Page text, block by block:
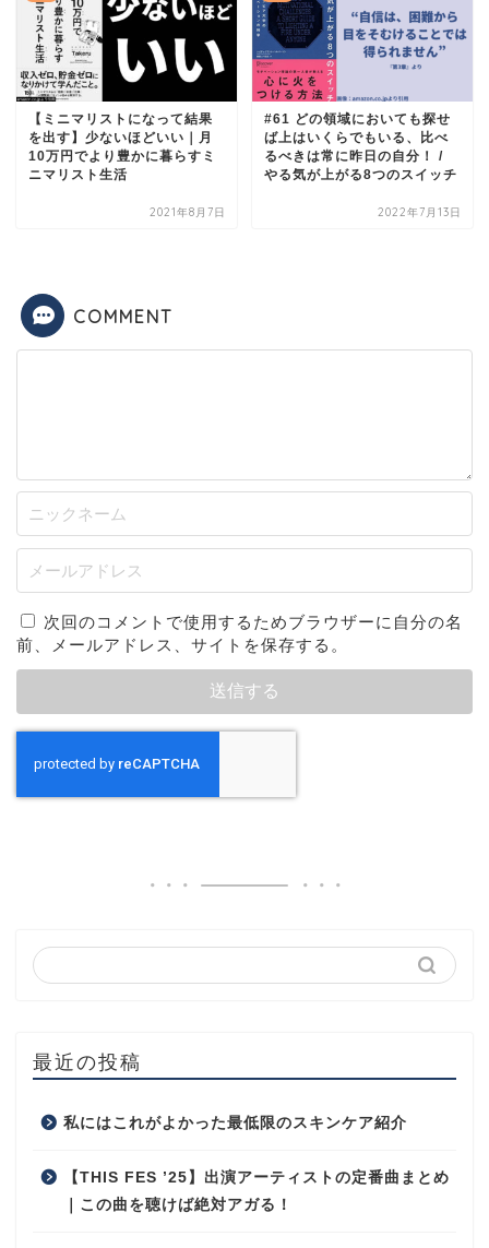
【ミニマリストになって結果
を出す】少ないほどいい｜月
10万円でより豊かに暮らすミ
ニマリスト生活
2021年8月7日
#61 どの領域においても探せ
ば上はいくらでもいる、比べ
るべきは常に昨日の自分！ /
やる気が上がる8つのスイッチ
2022年7月13日
COMMENT
次回のコメントで使用するためブラウザーに自分の名
前、メールアドレス、サイトを保存する。
最近の投稿
私にはこれがよかった最低限のスキンケア紹介
【THIS FES ’25】出演アーティストの定番曲まとめ
｜この曲を聴けば絶対アガる！